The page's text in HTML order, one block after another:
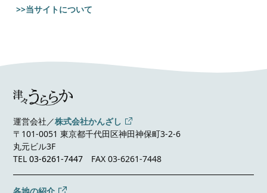
>>当サイトについて
運営会社／株式会社かんざし
〒101-0051 東京都千代田区神田神保町3-2-6
丸元ビル3F
TEL03-6261-7447 FAX 03-6261-7448